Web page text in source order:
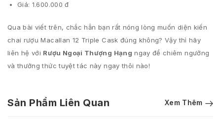
Giá: 1.600.000 đ
Qua bài viết trên, chắc hẳn bạn rất nóng lòng muốn diện kiến
chai rượu Macallan 12 Triple Cask đúng không? Vậy thì hãy
liên hệ với Rượu Ngoại Thượng Hạng ngay để chiêm ngưỡng
và thưởng thức tuyệt tác này ngay thôi nào!
Sản Phẩm Liên Quan Xem Thêm